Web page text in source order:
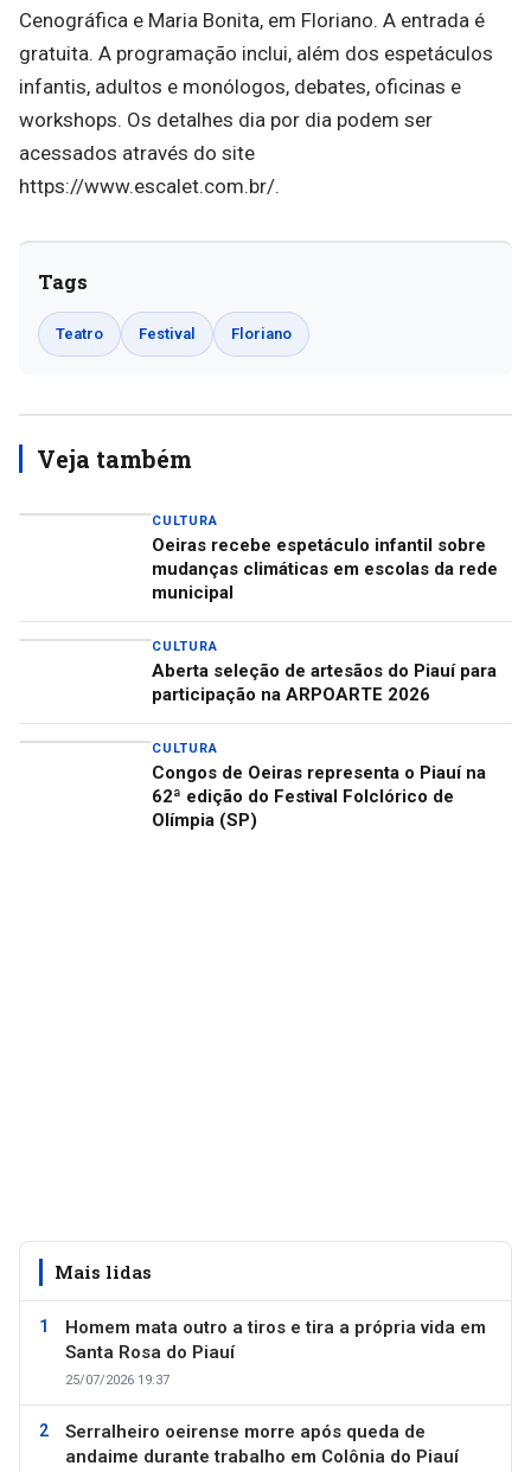
Cenográfica e Maria Bonita, em Floriano. A entrada é
gratuita. A programação inclui, além dos espetáculos
infantis, adultos e monólogos, debates, oficinas e
workshops. Os detalhes dia por dia podem ser
acessados através do site
https://www.escalet.com.br/.
Tags
Teatro Festival Floriano
Veja também
CULTURA
Oeiras recebe espetáculo infantil sobre
mudanças climáticas em escolas da rede
municipal
CULTURA
Aberta seleção de artesãos do Piauí para
participação na ARPOARTE 2026
CULTURA
Congos de Oeiras representa o Piauí na
62ª edição do Festival Folclórico de
Olímpia (SP)
Mais lidas
Homem mata outro a tiros e tira a própria vida em
Santa Rosa do Piauí
25/07/2026 19:37
Serralheiro oeirense morre após queda de
andaime durante trabalho em Colônia do Piauí